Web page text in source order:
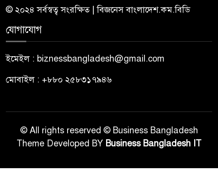
© ২০২৪ সর্বস্বত্ব সংরক্ষিত | বিজনেস বাংলাদেশ.কম.বিডি
যোগাযোগ
ইমেইল : biznessbangladesh@gmail.com
মোবাইল : +৮৮০ ২৫৮৩১৭৯৪৬
© All rights reserved © Business Bangladesh
Theme Developed BY Business Bangladesh IT